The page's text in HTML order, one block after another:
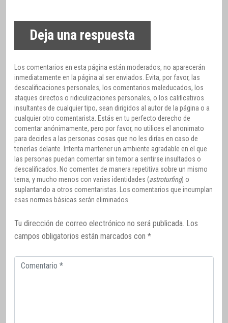
Deja una respuesta
Los comentarios en esta página están moderados, no aparecerán
inmediatamente en la página al ser enviados. Evita, por favor, las
descalificaciones personales, los comentarios maleducados, los
ataques directos o ridiculizaciones personales, o los calificativos
insultantes de cualquier tipo, sean dirigidos al autor de la página o a
cualquier otro comentarista. Estás en tu perfecto derecho de
comentar anónimamente, pero por favor, no utilices el anonimato
para decirles a las personas cosas que no les dirías en caso de
tenerlas delante. Intenta mantener un ambiente agradable en el que
las personas puedan comentar sin temor a sentirse insultados o
descalificados. No comentes de manera repetitiva sobre un mismo
tema, y mucho menos con varias identidades (astroturfing) o
suplantando a otros comentaristas. Los comentarios que incumplan
esas normas básicas serán eliminados.
Tu dirección de correo electrónico no será publicada. Los
campos obligatorios están marcados con *
Comentario